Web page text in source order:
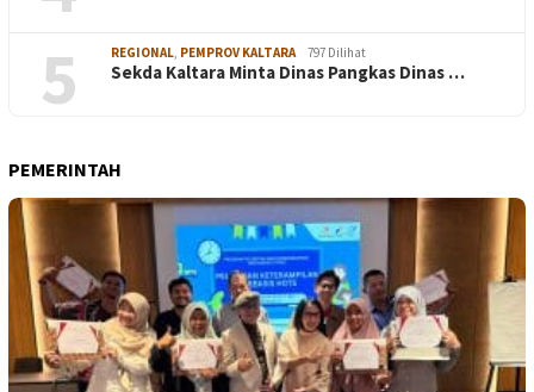
5
REGIONAL PEMPROV KALTARA 797 Dilihat
Sekda Kaltara Minta Dinas Pangkas Dinas …
PEMERINTAH